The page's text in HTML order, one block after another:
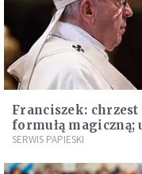
Franciszek:
formułą magiczną;
walki ze złym
SERWIS PAPIESKI